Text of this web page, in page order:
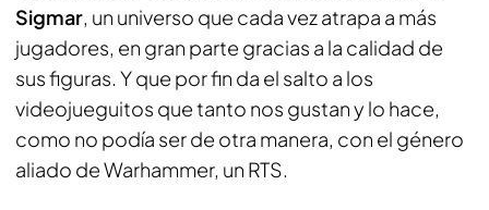
Sigmar, un universo que cada vez atrapa a más
jugadores, en gran parte gracias a la calidad de
sus figuras. Y que por fin da el salto a los
videojueguitos que tanto nos gustan y lo hace,
como no podía ser de otra manera, con el género
aliado de Warhammer, un RTS.